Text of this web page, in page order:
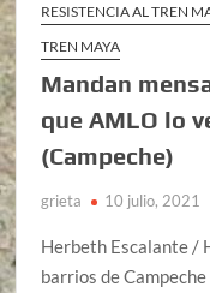
RESISTENCIA AL TREN
TREN MAYA
Mandan
que AMLO lo
(Campeche)
grieta 10 julio, 2021
Herbeth Escalante /
barrios de